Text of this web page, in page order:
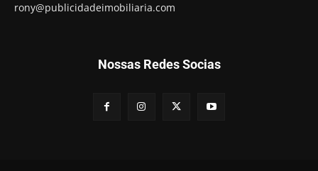
rony@publicidadeimobiliaria.com
Nossas Redes Socias